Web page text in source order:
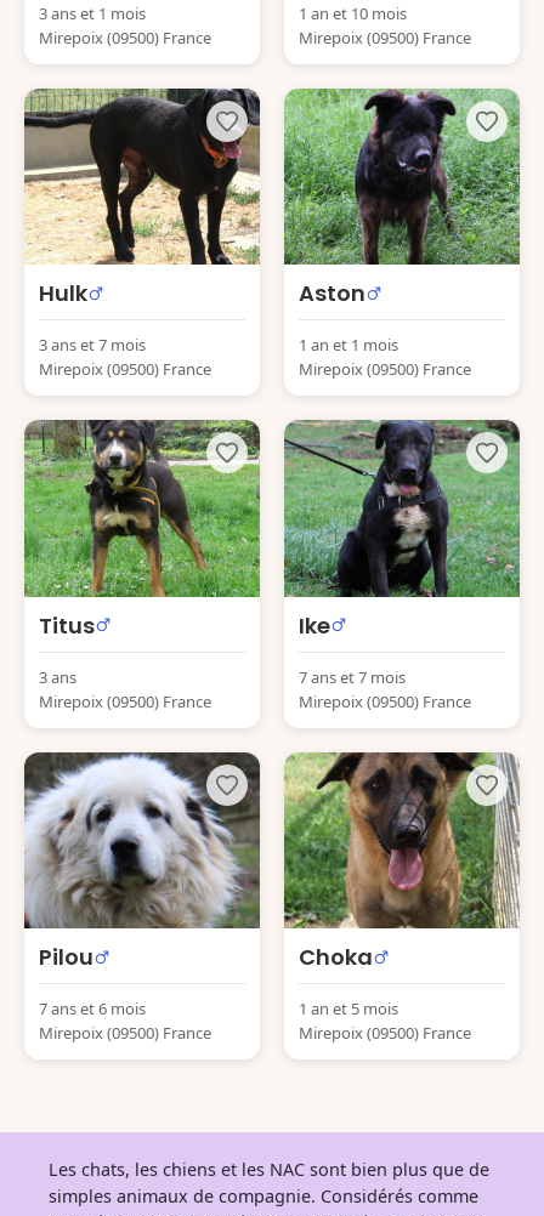
3 ans et 1 mois
Mirepoix (09500) France
1 an et 10 mois
Mirepoix (09500) France
Hulk
3 ans et 7 mois
Mirepoix (09500) France
Aston
1 an et 1 mois
Mirepoix (09500) France
Titus
3 ans
Mirepoix (09500) France
Ike
7 ans et 7 mois
Mirepoix (09500) France
Pilou
7 ans et 6 mois
Mirepoix (09500) France
Choka
1 an et 5 mois
Mirepoix (09500) France
Les chats, les chiens et les NAC sont bien plus que de
simples animaux de compagnie. Considérés comme